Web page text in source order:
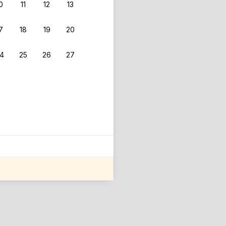
11 12 13
18 19 20
25 26 27